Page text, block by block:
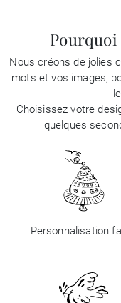
Nous créons de jolies
mots et vos images,
Choisissez votre
quelques
Personnalisation